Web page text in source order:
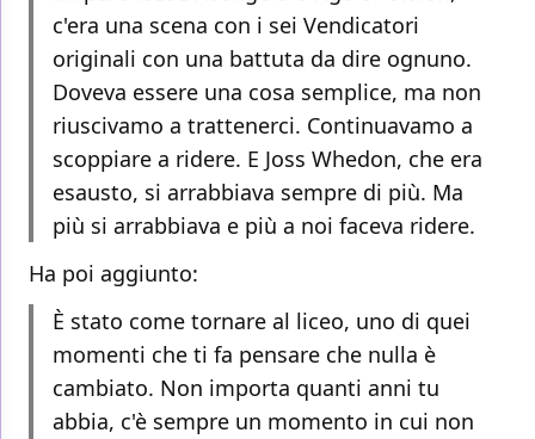
c'era una scena con i sei Vendicatori
originali con una battuta da dire ognuno.
Doveva essere una cosa semplice, ma non
riuscivamo a trattenerci. Continuavamo a
scoppiare a ridere. E Joss Whedon, che era
esausto, si arrabbiava sempre di più. Ma
più si arrabbiava e più a noi faceva ridere.
Ha poi aggiunto:
È stato come tornare al liceo, uno di quei
momenti che ti fa pensare che nulla è
cambiato. Non importa quanti anni tu
abbia, c'è sempre un momento in cui non